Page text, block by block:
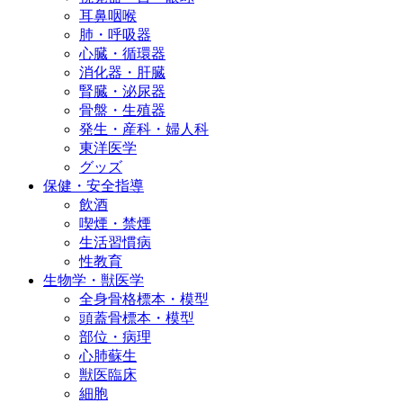
耳鼻咽喉
肺・呼吸器
心臓・循環器
消化器・肝臓
腎臓・泌尿器
骨盤・生殖器
発生・産科・婦人科
東洋医学
グッズ
保健・安全指導
飲酒
喫煙・禁煙
生活習慣病
性教育
生物学・獣医学
全身骨格標本・模型
頭蓋骨標本・模型
部位・病理
心肺蘇生
獣医臨床
細胞